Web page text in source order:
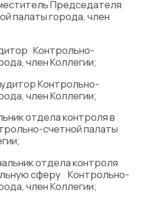
Председателя
палаты города, член
Контрольно-
член Коллегии;
Контрольно-
член Коллегии;
отдела контроля в
счетной палаты
отдела контроля
сферу Контрольно-
член Коллегии;